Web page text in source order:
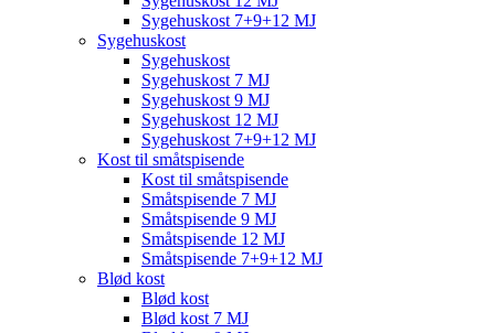
Sygehuskost 7+9+12 MJ
Sygehuskost
Sygehuskost
Sygehuskost 7 MJ
Sygehuskost 9 MJ
Sygehuskost 12 MJ
Sygehuskost 7+9+12 MJ
Kost til småtspisende
Kost til småtspisende
Småtspisende 7 MJ
Småtspisende 9 MJ
Småtspisende 12 MJ
Småtspisende 7+9+12 MJ
Blød kost
Blød kost
Blød kost 7 MJ